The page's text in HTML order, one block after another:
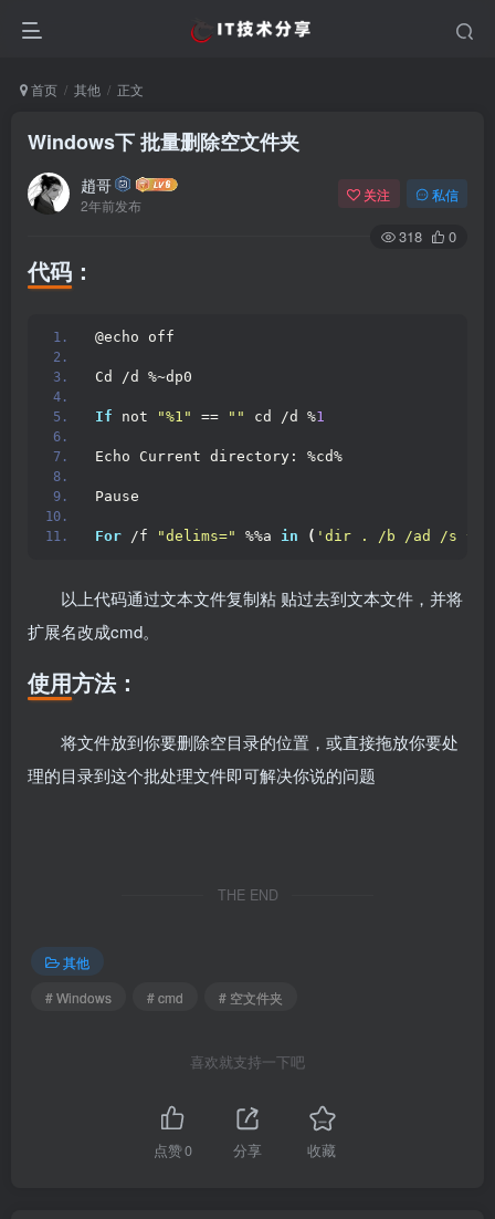
首页 其他 正文
Windows下 批量删除空文件夹
趙哥
2年前发布
关注 私信
318 0
代码：
@echo off
Cd /d %~dp0
If not "%1" == "" cd /d %1
Echo Current directory: %cd%
Pause
For /f "delims=" %%a in ( 'dir . /b /ad /s
以上代码通过文本文件复制粘 贴过去到文本文件，并将
扩展名改成cmd。
使用方法：
将文件放到你要删除空目录的位置，或直接拖放你要处
理的目录到这个批处理文件即可解决你说的问题
THE END
其他
# Windows
# cmd # 空文件夹
喜欢就支持一下吧
点赞0 分享 收藏